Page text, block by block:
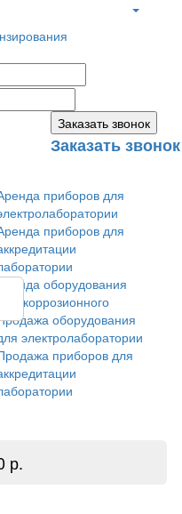
Заказать звонок
приборов для
приборов для
Аренда оборудования
антикоррозионного
оборудования
электролаборатории
приборов для
р.